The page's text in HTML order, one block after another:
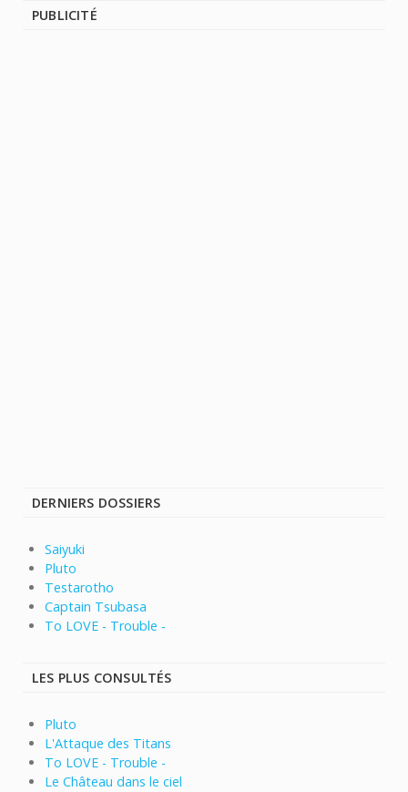
PUBLICITÉ
DERNIERS DOSSIERS
Saiyuki
Pluto
Testarotho
Captain Tsubasa
To LOVE - Trouble -
LES PLUS CONSULTÉS
Pluto
L'Attaque des Titans
To LOVE - Trouble -
Le Château dans le ciel